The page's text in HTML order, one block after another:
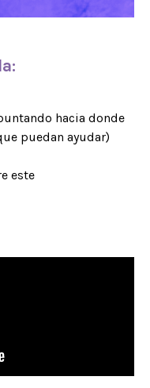
hacia donde
puedan ayudar)
este